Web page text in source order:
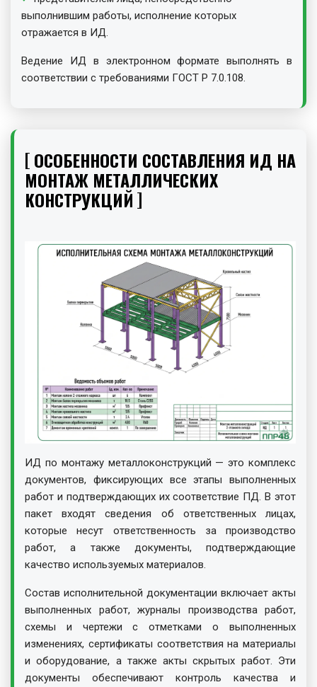
выполнившим работы, исполнение которых
отражается в ИД.
Ведение ИД в электронном формате выполнять в
соответствии с требованиями ГОСТ Р 7.0.108.
ОСОБЕННОСТИ СОСТАВЛЕНИЯ ИД НА
МОНТАЖ МЕТАЛЛИЧЕСКИХ
КОНСТРУКЦИЙ
ИД по монтажу металлоконструкций — это комплекс
документов, фиксирующих все этапы выполненных
работ и подтверждающих их соответствие ПД. В этот
пакет входят сведения об ответственных лицах,
которые несут ответственность за производство
работ, а также документы, подтверждающие
качество используемых материалов.
Состав исполнительной документации включает акты
выполненных работ, журналы производства работ,
схемы и чертежи с отметками о выполненных
изменениях, сертификаты соответствия на материалы
и оборудование, а также акты скрытых работ. Эти
документы обеспечивают контроль качества и